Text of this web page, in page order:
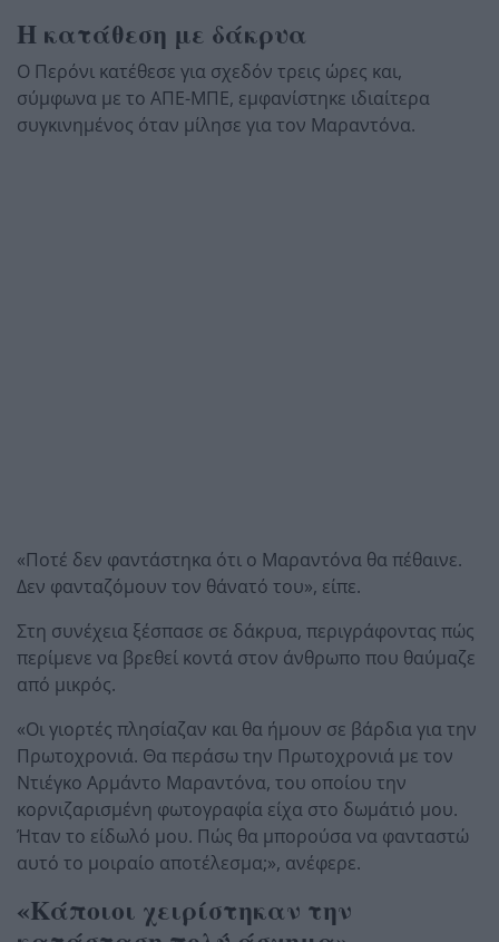
Η κατάθεση με δάκρυα
Ο Περόνι κατέθεσε για σχεδόν τρεις ώρες και,
σύμφωνα με το ΑΠΕ-ΜΠΕ, εμφανίστηκε ιδιαίτερα
συγκινημένος όταν μίλησε για τον Μαραντόνα.
«Ποτέ δεν φαντάστηκα ότι ο Μαραντόνα θα πέθαινε.
Δεν φανταζόμουν τον θάνατό του», είπε.
Στη συνέχεια ξέσπασε σε δάκρυα, περιγράφοντας πώς
περίμενε να βρεθεί κοντά στον άνθρωπο που θαύμαζε
από μικρός.
«Οι γιορτές πλησίαζαν και θα ήμουν σε βάρδια για την
Πρωτοχρονιά. Θα περάσω την Πρωτοχρονιά με τον
Ντιέγκο Αρμάντο Μαραντόνα, του οποίου την
κορνιζαρισμένη φωτογραφία είχα στο δωμάτιό μου.
Ήταν το είδωλό μου. Πώς θα μπορούσα να φανταστώ
αυτό το μοιραίο αποτέλεσμα;», ανέφερε.
«Κάποιοι χειρίστηκαν την